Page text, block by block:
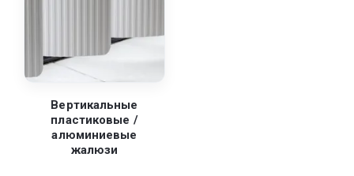
Вертикальные
пластиковые /
алюминиевые
жалюзи